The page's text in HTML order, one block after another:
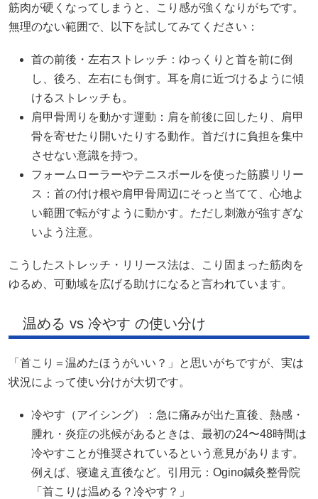
筋肉が硬くなってしまうと、こり感が強くなりがちです。
無理のない範囲で、以下を試してみてください：
首の前後・左右ストレッチ：ゆっくりと首を前に倒
し、後ろ、左右にも倒す。耳を肩に近づけるように傾
けるストレッチも。
肩甲骨周りを動かす運動：肩を前後に回したり、肩甲
骨を寄せたり開いたりする動作。首だけに負担を集中
させない意識を持つ。
フォームローラーやテニスボールを使った筋膜リリー
ス：首の付け根や肩甲骨周辺にそっと当てて、心地よ
い範囲で転がすように動かす。ただし刺激が強すぎな
いよう注意。
こうしたストレッチ・リリース法は、こり固まった筋肉を
ゆるめ、可動域を広げる助けになると言われています。
温める vs 冷やす の使い分け
「首こり＝温めたほうがいい？」と思いがちですが、実は
状況によって使い分けが大切です。
冷やす（アイシング）：急に痛みが出た直後、熱感・
腫れ・炎症の兆候があるときは、最初の24〜48時間は
冷やすことが推奨されているという意見があります。
例えば、寝違え直後など。引用元：Ogino鍼灸整骨院
「首こりは温める？冷やす？」